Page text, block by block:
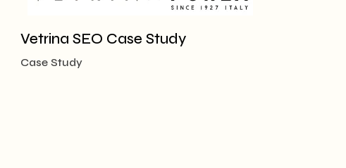
Vetrina SEO Case Study
Case Study